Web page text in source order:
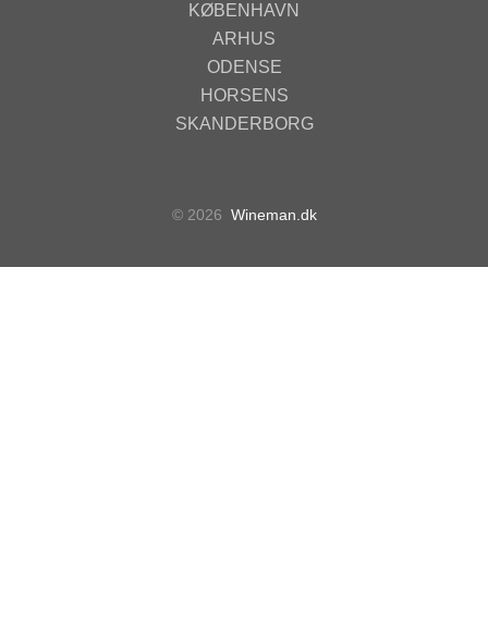
KØBENHAVN
ARHUS
ODENSE
HORSENS
SKANDERBORG
© 2026 Wineman.dk